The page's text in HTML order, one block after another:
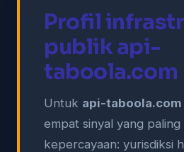
Profil
publik api-
taboola.com
Untuk api-taboola.com
empat sinyal yang
kepercayaan: yurisdiksi